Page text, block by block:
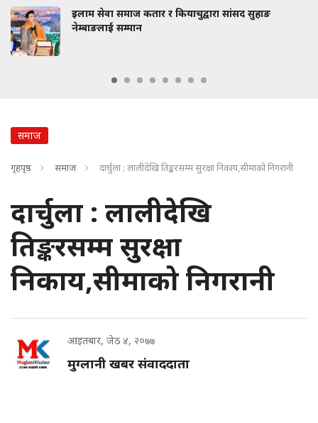
इलाम सेवा समाज कतार र कियाचुद्वारा सांसद सुहाङ
नेम्बाङलाई सम्मान
समाज
गृहपृष्ठ समाज दार्चुला : लालीदेखि तिङ्करसम्म सुरक्षा निकाय,सीमाको निगरानी
दार्चुला : लालीदेखि
तिङ्करसम्म सुरक्षा
निकाय,सीमाको निगरानी
आइतबार, जेठ ४, २०७७
मुग्लानी खबर संवाददाता